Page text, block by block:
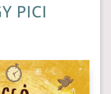
PICI